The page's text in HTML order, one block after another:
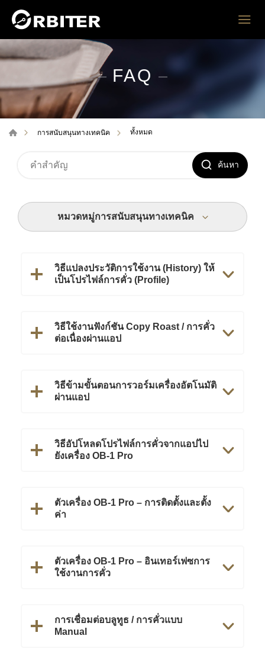
FAQ
การสนับสนุนทางเทคนิค ทั้งหมด
ค้นหา
หมวดหมู่การสนับสนุนทางเทคนิค
วิธีแปลงประวัติการใช้งาน (History) ให้
เป็นโปรไฟล์การคั่ว (Profile)
วิธีใช้งานฟังก์ชัน Copy Roast / การคั่ว
ต่อเนื่องผ่านแอป
วิธีข้ามขั้นตอนการวอร์มเครื่องอัตโนมัติ
ผ่านแอป
วิธีอัปโหลดโปรไฟล์การคั่วจากแอปไป
ยังเครื่อง OB-1 Pro
ตัวเครื่อง OB-1 Pro – การติดตั้งและตั้ง
ค่า
ตัวเครื่อง OB-1 Pro – อินเทอร์เฟซการ
ใช้งานการคั่ว
การเชื่อมต่อบลูทูธ / การคั่วแบบ
Manual